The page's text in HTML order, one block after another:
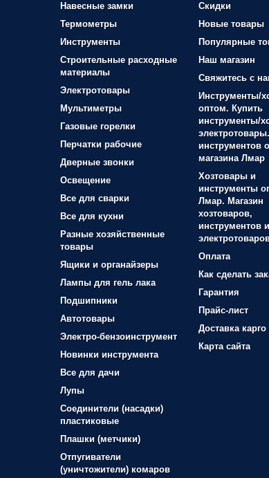
Навесные замки
Термометры
Инструменты
Строительные расходные
материалы
Электротовары
Мультиметры
Газовые горелки
Перчатки рабочие
Дверные звонки
Освещение
Все для сварки
Все для кухни
Разные хозяйственные
товары
Ящики и органайзеры
Лампы для гель лака
Подшипники
Автотовары
Электро-бензоинструмент
Новинки инструмента
Все для дачи
Лупы
Соединители (насадки)
пластиковые
Плашки (метчики)
Отпугиватели
(уничтожители) комаров
Скидки
Новые товары
Популярные
Наш магазин
Свяжитесь с
Инструменты/
оптом. Купить
инструменты/
инструментов
магазина Лмар
Хозтовары и
инструменты
Лмар. Магазин
хозтоваров,
инструментов и
Оплата
Как сделать
Гарантия
Прайс-лист
Доставка карго
Карта сайта